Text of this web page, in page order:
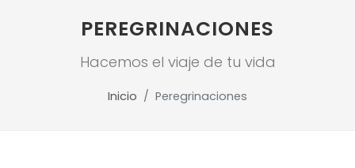
PEREGRINACIONES
Hacemos el viaje de tu vida
Inicio Peregrinaciones